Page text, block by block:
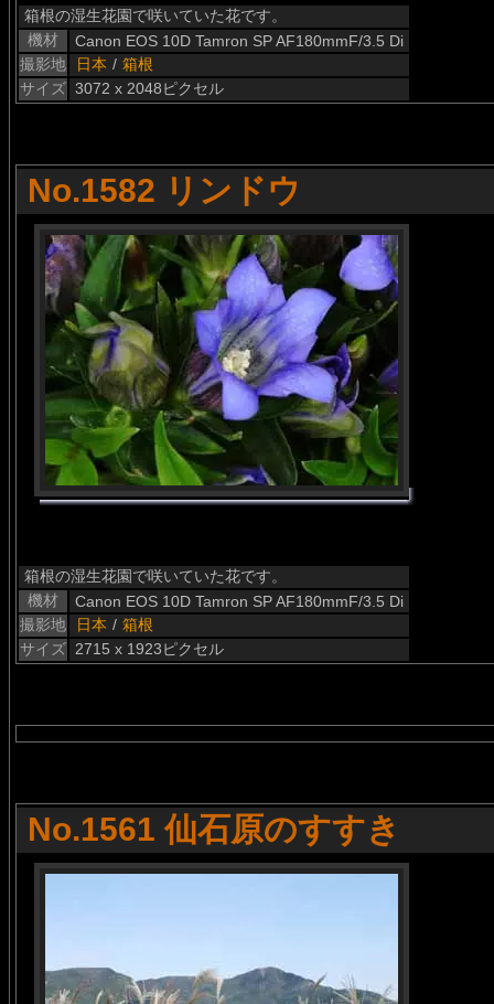
箱根の湿生花園で咲いていた花です。
機材
Canon EOS 10D Tamron SP AF180mmF/3.5 Di
撮影地
日本 / 箱根
サイズ 3072 x 2048ピクセル
No.1582 リンドウ
箱根の湿生花園で咲いていた花です。
機材
Canon EOS 10D Tamron SP AF180mmF/3.5 Di
撮影地
日本 / 箱根
サイズ 2715 x 1923ピクセル
No.1561 仙石原のすすき